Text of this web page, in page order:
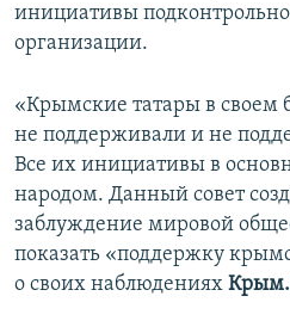
инициативы
организации.
«Крымские татары в своем
не поддерживали и не
Все их инициативы в
народом. Данный совет
заблуждение мировой
показать «поддержку
о своих наблюдениях